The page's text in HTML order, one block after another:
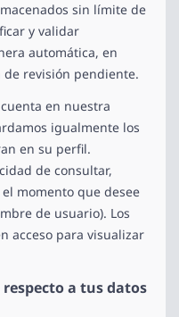
sin límite de
y validar
automática, en
revisión pendiente.
en nuestra
igualmente los
en su perfil.
de consultar,
momento que desee
de usuario). Los
acceso para visualizar
a tus datos